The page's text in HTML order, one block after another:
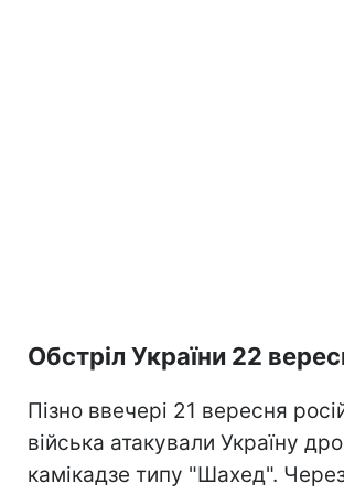
Обстріл України 22
Пізно ввечері 21 вересня
війська атакували Україну
камікадзе типу "Шахед".